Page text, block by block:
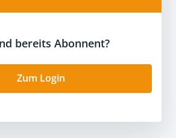
bereits Abonnent?
Zum Login